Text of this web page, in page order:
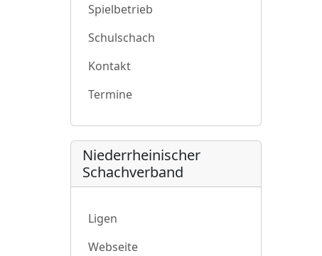
Spielbetrieb
Schulschach
Kontakt
Termine
Niederrheinischer
Schachverband
Ligen
Webseite